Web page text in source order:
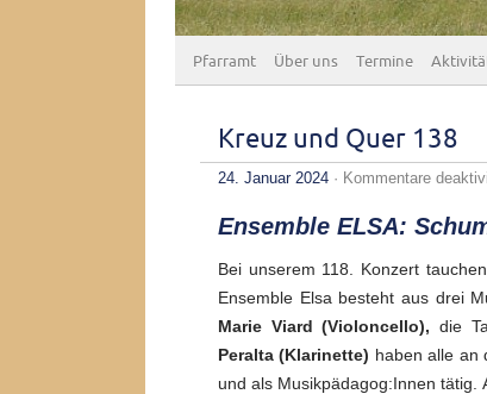
Pfarramt Über uns Termine
Kreuz und Quer 138
24. Januar 2024 · Kommentare
Ensemble ELSA:
Bei unserem 118. Konzert
Ensemble Elsa besteht aus drei
Marie Viard (Violoncello), die
Peralta (Klarinette) haben alle an
und als Musikpädagog:Innen tätig.